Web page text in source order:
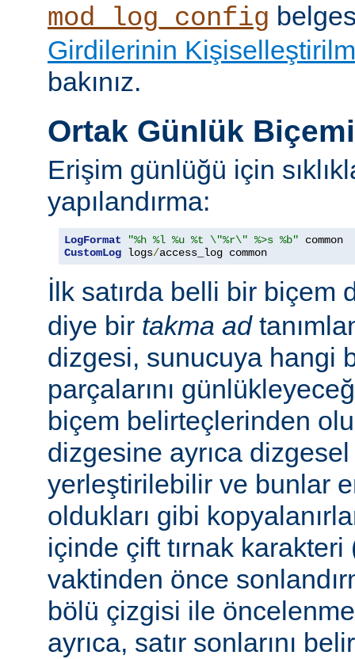
mod_log_config
Girdilerinin
bakınız.
Ortak Günlük
Erişim günlüğü için
yapılandırma:
LogFormat "%h %l %u %t \"%r\" %>s %b"
CustomLog logs/access_log common
İlk satırda belli bir biçem
diye bir takma ad
dizgesi, sunucuya hangi
parçalarını
biçem belirteçlerinden
dizgesine ayrıca
yerleştirilebilir ve bunlar
oldukları gibi
içinde çift tırnak
vaktinden önce
bölü çizgisi ile
ayrıca, satır sonlarını